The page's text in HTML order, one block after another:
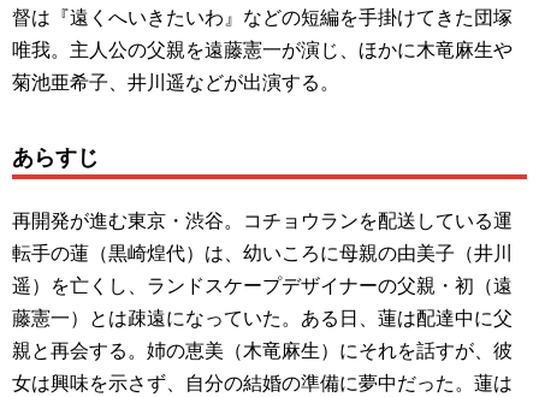
督は『遠くへいきたいわ』などの短編を手掛けてきた団塚
唯我。主人公の父親を遠藤憲一が演じ、ほかに木竜麻生や
菊池亜希子、井川遥などが出演する。
あらすじ
再開発が進む東京・渋谷。コチョウランを配送している運
転手の蓮（黒崎煌代）は、幼いころに母親の由美子（井川
遥）を亡くし、ランドスケープデザイナーの父親・初（遠
藤憲一）とは疎遠になっていた。ある日、蓮は配達中に父
親と再会する。姉の恵美（木竜麻生）にそれを話すが、彼
女は興味を示さず、自分の結婚の準備に夢中だった。蓮は